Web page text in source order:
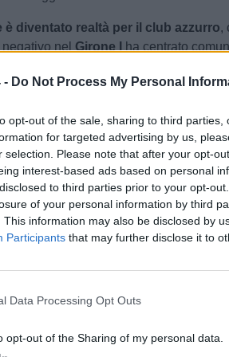
- Do Not Process My Personal
opt-out of the sale, sharing to third
for targeted advertising by us,
selection. Please note that after your opt-
interest-based ads based on personal
to third parties prior to your opt-
of your personal information by third
This information may also be disclosed by
Participants that may further disclose it to
Data Processing Opt Outs
opt-out of the Sharing of my personal data.
è diventato realtà per il club azzurro,
nel Girone I
ha centrato
ilRagusa: la squadra si è infatti
valorizzazione dei giovani.
Vito Cera è il nuovo direttore
contesa: il ricorso della Reggina è
non si arrende: gli amaranto
Tweet